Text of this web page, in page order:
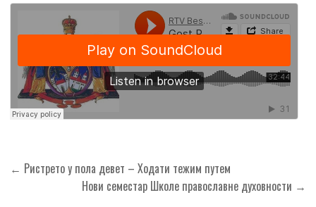
Кретање
← Ристрето у пола девет – Ходати тежим путем
Нови семестар Школе православне духовности →